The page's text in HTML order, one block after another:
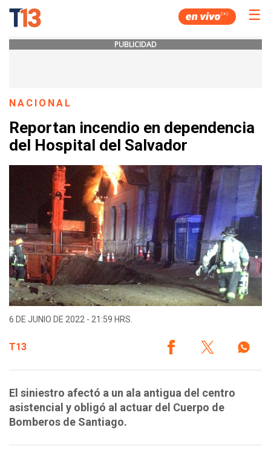
☰
PUBLICIDAD
NACIONAL
Reportan incendio en dependencia
del Hospital del Salvador
6 DE JUNIO DE 2022 - 21:59 HRS.
T13
El siniestro afectó a un ala antigua del centro
asistencial y obligó al actuar del Cuerpo de
Bomberos de Santiago.